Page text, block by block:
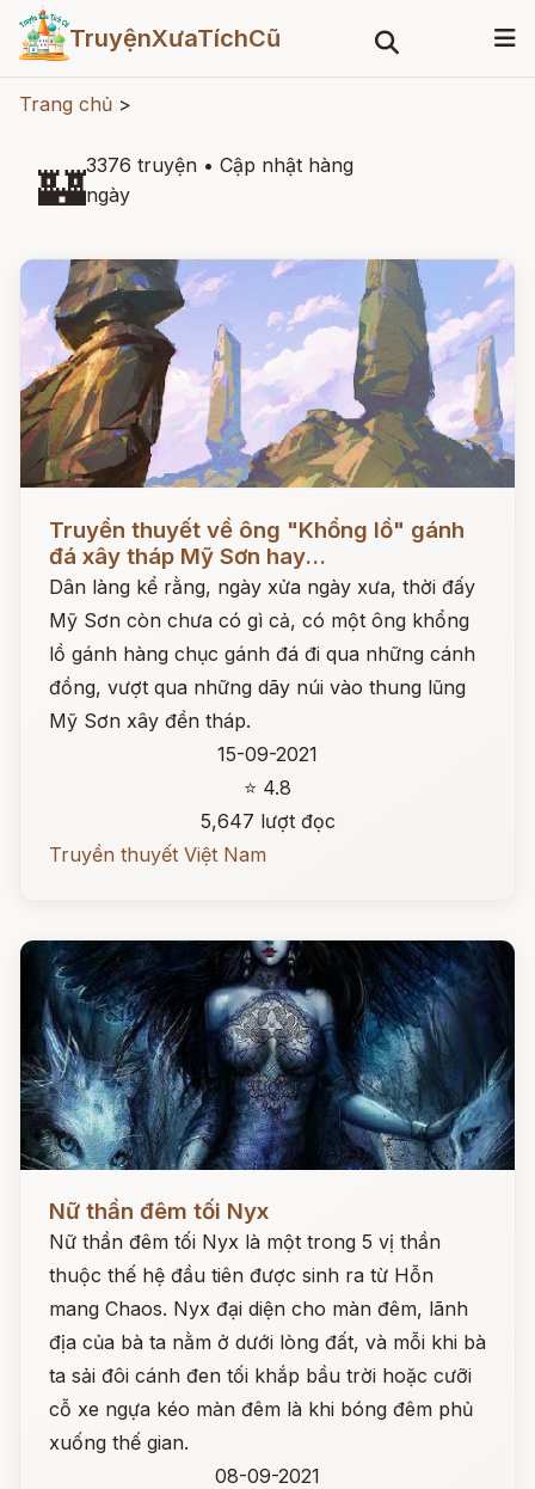
TruyệnXưaTíchCũ
Trang chủ >
🏰3376 truyện • Cập nhật hàng
ngày
Đọc ngay
Truyền thuyết về ông "Khổng lồ" gánh
đá xây tháp Mỹ Sơn hay...
Dân làng kể rằng, ngày xửa ngày xưa, thời đấy
Mỹ Sơn còn chưa có gì cả, có một ông khổng
lồ gánh hàng chục gánh đá đi qua những cánh
đồng, vượt qua những dãy núi vào thung lũng
Mỹ Sơn xây đền tháp.
15-09-2021
⭐ 4.8
5,647 lượt đọc
Truyền thuyết Việt Nam
Nữ thần đêm tối Nyx
Nữ thần đêm tối Nyx là một trong 5 vị thần
thuộc thế hệ đầu tiên được sinh ra từ Hỗn
mang Chaos. Nyx đại diện cho màn đêm, lãnh
địa của bà ta nằm ở dưới lòng đất, và mỗi khi bà
ta sải đôi cánh đen tối khắp bầu trời hoặc cưỡi
cỗ xe ngựa kéo màn đêm là khi bóng đêm phủ
xuống thế gian.
08-09-2021